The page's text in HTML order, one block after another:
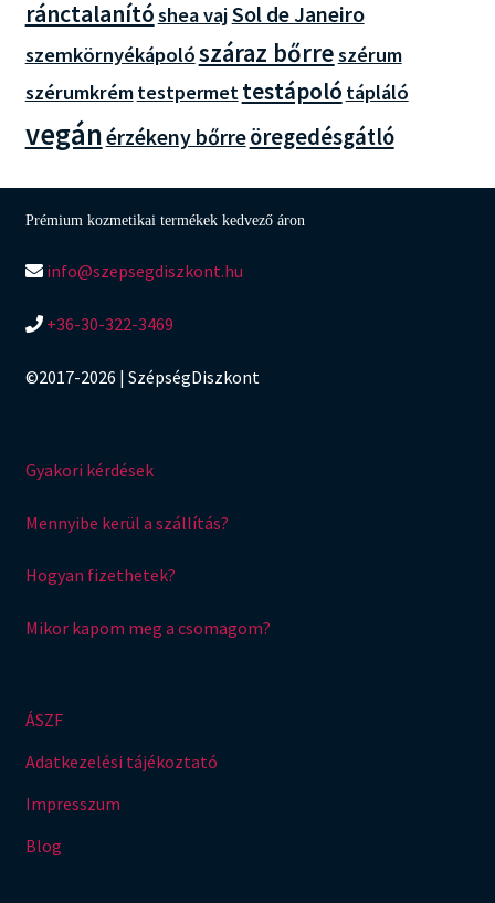
ránctalanítóshea vajSol de Janeiro
szemkörnyékápolószáraz bőrreszérum
szérumkrémtestpermettestápoló tápláló
vegánérzékeny bőrreöregedésgátló
Prémium kozmetikai termékek kedvező áron
info@szepsegdiszkont.hu
+36-30-322-3469
©2017-2026 | SzépségDiszkont
Gyakori kérdések
Mennyibe kerül a szállítás?
Hogyan fizethetek?
Mikor kapom meg a csomagom?
ÁSZF
Adatkezelési tájékoztató
Impresszum
Blog